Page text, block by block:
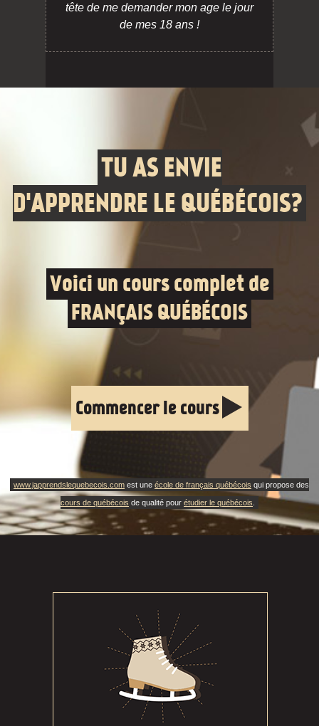
tête de me demander mon age le jour
de mes 18 ans !
TU AS ENVIE
D'APPRENDRE LE QUÉBÉCOIS?
Voici un cours complet de
FRANÇAIS QUÉBÉCOIS
Commencer le cours
www.japprendslequebecois.com est une école de français québécois qui propose des
cours de québécois de qualité pour étudier le québécois